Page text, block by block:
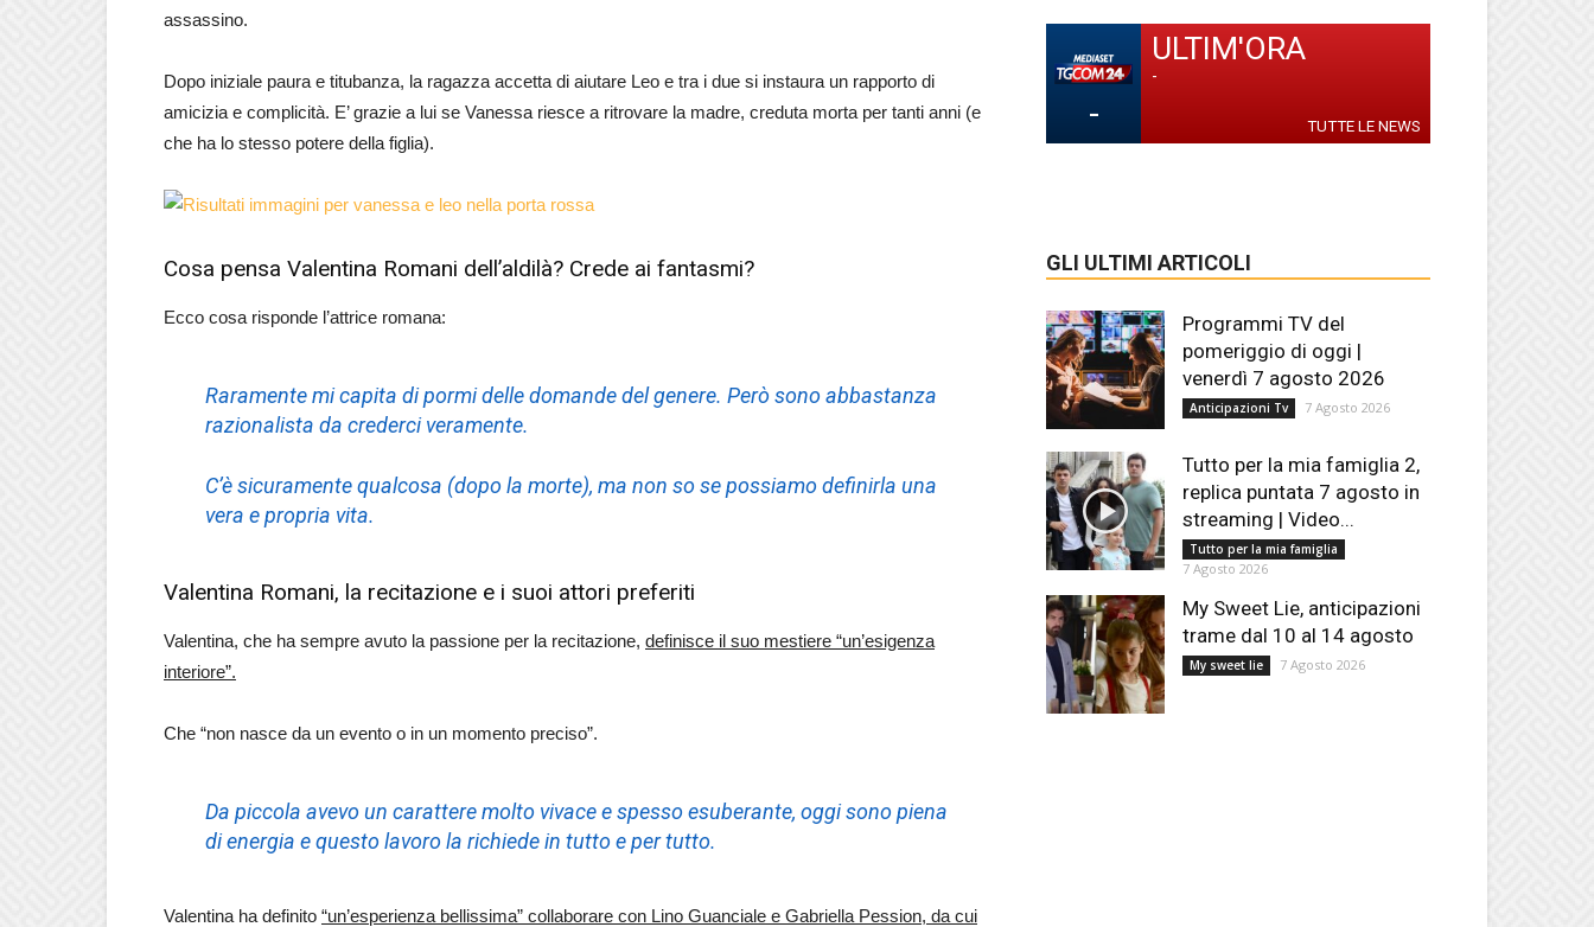
assassino.
Dopo iniziale paura e titubanza, la ragazza accetta di aiutare Leo e tra i due si instaura un rapporto di
amicizia e complicità. E’ grazie a lui se Vanessa riesce a ritrovare la madre, creduta morta per tanti anni (e
che ha lo stesso potere della figlia).
Cosa pensa Valentina Romani dell’aldilà? Crede ai fantasmi?
Ecco cosa risponde l’attrice romana:
Raramente mi capita di pormi delle domande del genere. Però sono abbastanza
razionalista da crederci veramente.
C’è sicuramente qualcosa (dopo la morte), ma non so se possiamo definirla una
vera e propria vita.
Valentina Romani, la recitazione e i suoi attori preferiti
Valentina, che ha sempre avuto la passione per la recitazione, definisce il suo mestiere “un’esigenza
interiore”.
Che “non nasce da un evento o in un momento preciso”.
Da piccola avevo un carattere molto vivace e spesso esuberante, oggi sono piena
di energia e questo lavoro la richiede in tutto e per tutto.
Valentina ha definito “un’esperienza bellissima” collaborare con Lino Guanciale e Gabriella Pession, da cui
-
ULTIM'ORA
-
TUTTE LE NEWS
GLI ULTIMI ARTICOLI
Programmi TV del
pomeriggio di oggi |
venerdì 7 agosto 2026
Anticipazioni Tv 7 Agosto 2026
Tutto per la mia famiglia 2,
replica puntata 7 agosto in
streaming | Video...
Tutto per la mia famiglia
7 Agosto 2026
My Sweet Lie, anticipazioni
trame dal 10 al 14 agosto
My sweet lie 7 Agosto 2026